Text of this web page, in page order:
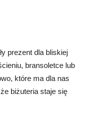
prezent dla bliskiej
bransoletce lub
które ma dla nas
biżuteria staje się